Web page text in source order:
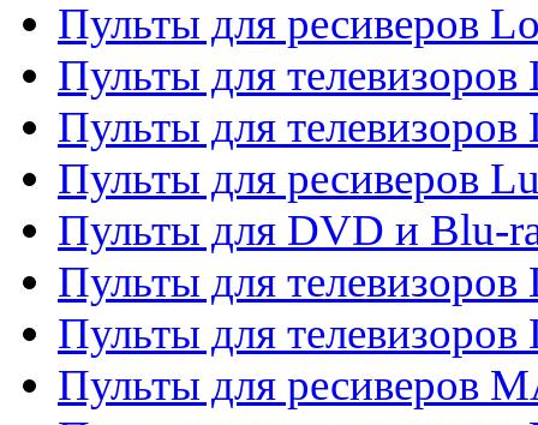
Пульты для ресиверов
Пульты для телевизоров
Пульты для
Пульты для ресиверов
Пульты для DVD и Blu-
Пульты для телевизоров
Пульты для телевизоров
Пульты для ресиверов